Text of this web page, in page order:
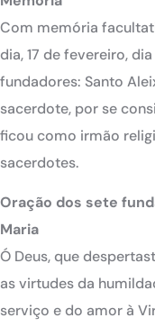
Com memória
dia, 17 de fevereiro,
fundadores: Santo
sacerdote, por se
ficou como irmão
sacerdotes.
Oração dos sete
Maria
Ó Deus, que
as virtudes da
serviço e do amor à